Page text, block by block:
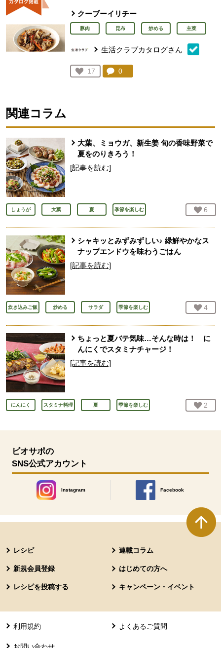
クーブーイリチー
豚肉 昆布 炒める 主菜
生活クラブカタログさん
お気に入り登録：
17
人が登録
コメント：
0
関連コラム
大葉、ミョウガ、新生姜 旬の香味野菜で
夏をのりきろう！
[記事を読む]
しょうが 大葉 夏 季節を楽しむ お気
6
シャキッとみずみずしい♪ 緑鮮やかなス
ナップエンドウを味わうごはん
[記事を読む]
炊き込みご飯 炒める サラダ 季節を楽しむ お気
4
ちょっと夏バテ気味…そんな時は！ に
んにくでスタミナチャージ！
[記事を読む]
にんにく スタミナ料理 夏 季節を楽しむ お気
2
ビオサポの
SNS公式アカウント
Instagram
別のウィンドウで開きます。
Facebook
レシピ 連載コラム
新規会員登録 はじめての方へ
レシピを投稿する キャンペーン・イベント
利用規約 よくあるご質問